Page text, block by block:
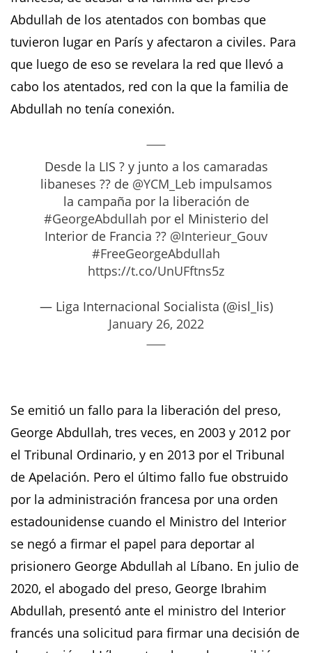
Abdullah de los atentados con bombas que
tuvieron lugar en París y afectaron a civiles. Para
que luego de eso se revelara la red que llevó a
cabo los atentados, red con la que la familia de
Abdullah no tenía conexión.
Desde la LIS ? y junto a los camaradas
libaneses ?? de @YCM_Leb impulsamos
la campaña por la liberación de
#GeorgeAbdullah por el Ministerio del
Interior de Francia ?? @Interieur_Gouv
#FreeGeorgeAbdullah
https://t.co/UnUFftns5z
— Liga Internacional Socialista (@isl_lis)
January 26, 2022
Se emitió un fallo para la liberación del preso,
George Abdullah, tres veces, en 2003 y 2012 por
el Tribunal Ordinario, y en 2013 por el Tribunal
de Apelación. Pero el último fallo fue obstruido
por la administración francesa por una orden
estadounidense cuando el Ministro del Interior
se negó a firmar el papel para deportar al
prisionero George Abdullah al Líbano. En julio de
2020, el abogado del preso, George Ibrahim
Abdullah, presentó ante el ministro del Interior
francés una solicitud para firmar una decisión de